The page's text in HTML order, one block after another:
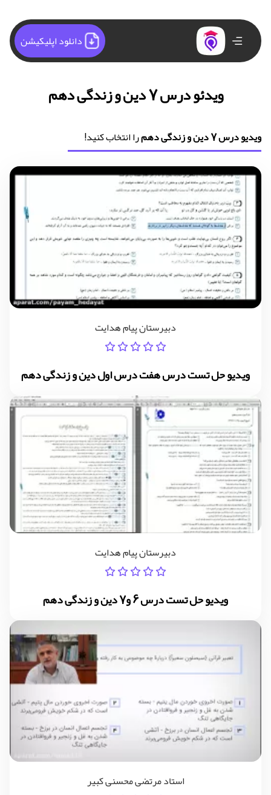
دانلود اپلیکیشن
ویدئو درس 7 دین و زندگی دهم
ویدیو درس 7 دین و زندگی دهم را انتخاب کنید!
دبیرستان پیام هدایت
ویدیو حل تست درس هفت درس اول دین و زندگی دهم
دبیرستان پیام هدایت
ویدیو حل تست درس 6 و7 دین و زندگی دهم
استاد مرتضی محسنی کبیر